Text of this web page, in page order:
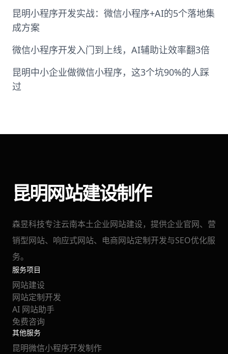
昆明小程序开发实战：微信小程序+AI的5个落地集
成方案
微信小程序开发入门到上线，AI辅助让效率翻3倍
昆明中小企业做微信小程序，这3个坑90%的人踩
过
昆明网站建设制作
森昱科技专注云南本土企业网站建设，提供企业官网、营
销型网站、响应式网站、电商网站定制开发与SEO优化服
务。
服务项目
网站建设
网站定制开发
AI 网站助手
免费咨询
其他服务
昆明微信小程序开发制作